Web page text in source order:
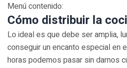
Menú contenido:
Cómo distribuir la
Lo ideal es que debe ser amplia,
conseguir un encanto especial en
horas podemos pasar sin darnos